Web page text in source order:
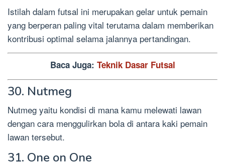
Istilah dalam futsal ini merupakan gelar untuk pemain
yang berperan paling vital terutama dalam memberikan
kontribusi optimal selama jalannya pertandingan.
Baca Juga: Teknik Dasar Futsal
30. Nutmeg
Nutmeg yaitu kondisi di mana kamu melewati lawan
dengan cara menggulirkan bola di antara kaki pemain
lawan tersebut.
31. One on One